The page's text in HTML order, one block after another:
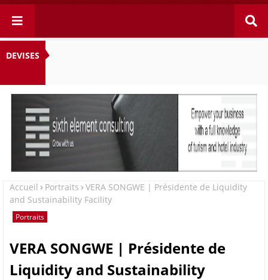
CANAL+ 36 . Fandaharam-potoana tsara indrindra ho
anareo!
DEVISES
Accueil Portraits
VERA SONGWE | Présidente de Liquidity
and Sustainability Facility
Portraits
VERA SONGWE | Présidente de
Liquidity and Sustainability